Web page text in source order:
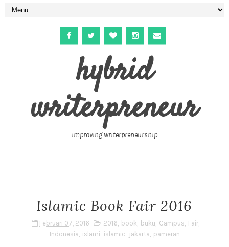
hybrid
writerpreneur
improving writerpreneurship
Islamic Book Fair 2016
Februari 07, 2016 2016, book, buku, Campus, Fair,
Indonesia, islami, islamic, jakarta, pameran